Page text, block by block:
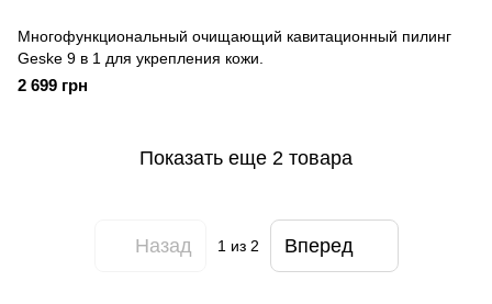
Многофункциональный очищающий кавитационный пилинг
Geske 9 в 1 для укрепления кожи.
2 699 грн
Показать еще 2 товара
Назад 1 из 2 Вперед